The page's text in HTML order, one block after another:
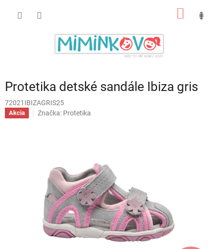
Protetika detské sandále Ibiza gris
72021IBIZAGRIS25
Akcia Značka: Protetika